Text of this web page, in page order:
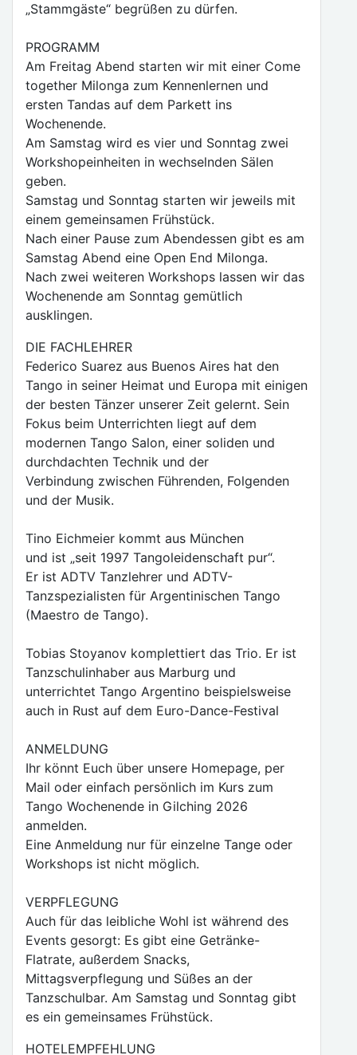
„Stammgäste“ begrüßen zu dürfen.
PROGRAMM
Am Freitag Abend starten wir mit einer Come
together Milonga zum Kennenlernen und
ersten Tandas auf dem Parkett ins
Wochenende.
Am Samstag wird es vier und Sonntag zwei
Workshopeinheiten in wechselnden Sälen
geben.
Samstag und Sonntag starten wir jeweils mit
einem gemeinsamen Frühstück.
Nach einer Pause zum Abendessen gibt es am
Samstag Abend eine Open End Milonga.
Nach zwei weiteren Workshops lassen wir das
Wochenende am Sonntag gemütlich
ausklingen.
DIE FACHLEHRER
Federico Suarez aus Buenos Aires hat den
Tango in seiner Heimat und Europa mit einigen
der besten Tänzer unserer Zeit gelernt. Sein
Fokus beim Unterrichten liegt auf dem
modernen Tango Salon, einer soliden und
durchdachten Technik und der
Verbindung zwischen Führenden, Folgenden
und der Musik.
Tino Eichmeier kommt aus München
und ist „seit 1997 Tangoleidenschaft pur“.
Er ist ADTV Tanzlehrer und ADTV-
Tanzspezialisten für Argentinischen Tango
(Maestro de Tango).
Tobias Stoyanov komplettiert das Trio. Er ist
Tanzschulinhaber aus Marburg und
unterrichtet Tango Argentino beispielsweise
auch in Rust auf dem Euro-Dance-Festival
ANMELDUNG
Ihr könnt Euch über unsere Homepage, per
Mail oder einfach persönlich im Kurs zum
Tango Wochenende in Gilching 2026
anmelden.
Eine Anmeldung nur für einzelne Tange oder
Workshops ist nicht möglich.
VERPFLEGUNG
Auch für das leibliche Wohl ist während des
Events gesorgt: Es gibt eine Getränke-
Flatrate, außerdem Snacks,
Mittagsverpflegung und Süßes an der
Tanzschulbar. Am Samstag und Sonntag gibt
es ein gemeinsames Frühstück.
HOTELEMPFEHLUNG